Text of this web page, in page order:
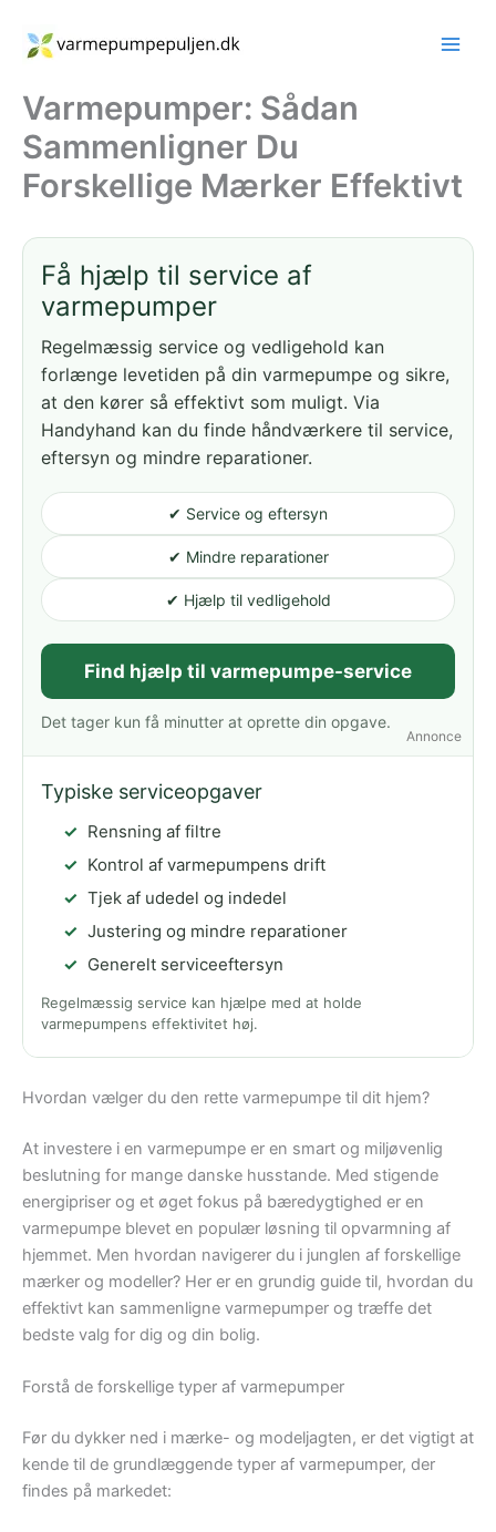
indholdet
Varmepumper: Sådan
Sammenligner Du
Forskellige Mærker Effektivt
Annonce
Få hjælp til service af
varmepumper
Regelmæssig service og vedligehold kan
forlænge levetiden på din varmepumpe og sikre,
at den kører så effektivt som muligt. Via
Handyhand kan du finde håndværkere til service,
eftersyn og mindre reparationer.
✔ Service og eftersyn
✔ Mindre reparationer
✔ Hjælp til vedligehold
Find hjælp til varmepumpe-service
Det tager kun få minutter at oprette din opgave.
Typiske serviceopgaver
Rensning af filtre
Kontrol af varmepumpens drift
Tjek af udedel og indedel
Justering og mindre reparationer
Generelt serviceeftersyn
Regelmæssig service kan hjælpe med at holde
varmepumpens effektivitet høj.
Hvordan vælger du den rette varmepumpe til dit hjem?
At investere i en varmepumpe er en smart og miljøvenlig
beslutning for mange danske husstande. Med stigende
energipriser og et øget fokus på bæredygtighed er en
varmepumpe blevet en populær løsning til opvarmning af
hjemmet. Men hvordan navigerer du i junglen af forskellige
mærker og modeller? Her er en grundig guide til, hvordan du
effektivt kan sammenligne varmepumper og træffe det
bedste valg for dig og din bolig.
Forstå de forskellige typer af varmepumper
Før du dykker ned i mærke- og modeljagten, er det vigtigt at
kende til de grundlæggende typer af varmepumper, der
findes på markedet: